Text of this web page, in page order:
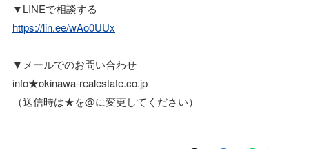
▼LINEで相談する
https://lin.ee/wAo0UUx
▼メールでのお問い合わせ
info★okinawa-realestate.co.jp
（送信時は★を@に変更してください）